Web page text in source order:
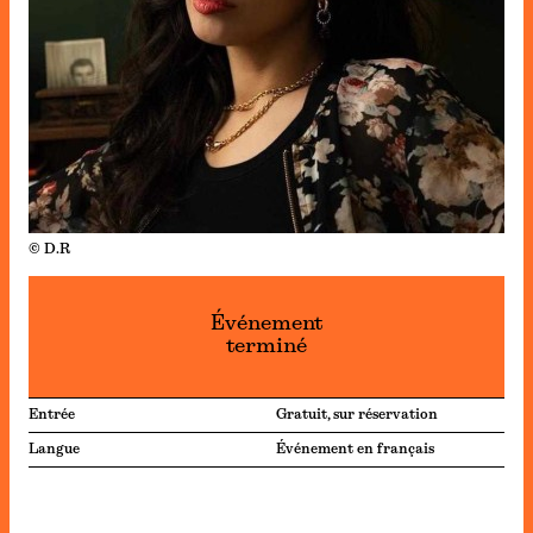
© D.R
Événement
terminé
Entrée Gratuit, sur réservation
Langue Événement en français